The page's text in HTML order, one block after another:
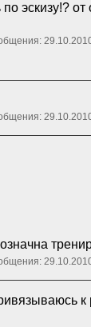
эскизу!? от
к